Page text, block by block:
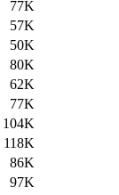
77K
57K
50K
80K
62K
77K
104K
118K
86K
97K